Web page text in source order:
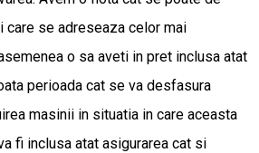
se adreseaza celor mai
o sa aveti in pret inclusa atat
perioada cat se va desfasura
masinii in situatia in care aceasta
fi inclusa atat asigurarea cat si